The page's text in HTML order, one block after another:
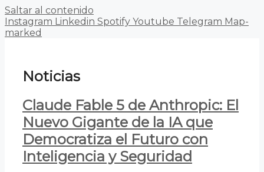
Saltar al contenido
Instagram Linkedin Spotify Youtube Telegram Map-
marked
Noticias
Claude Fable 5 de Anthropic: El
Nuevo Gigante de la IA que
Democratiza el Futuro con
Inteligencia y Seguridad